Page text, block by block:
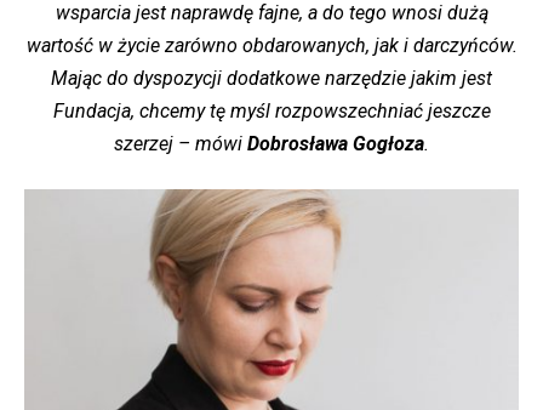
wsparcia jest naprawdę fajne, a do tego wnosi dużą
wartość w życie zarówno obdarowanych, jak i darczyńców.
Mając do dyspozycji dodatkowe narzędzie jakim jest
Fundacja, chcemy tę myśl rozpowszechniać jeszcze
szerzej – mówi Dobrosława Gogłoza.